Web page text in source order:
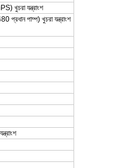
যন্ত্রাংশ
পাম্প) খুচরা যন্ত্রাংশ